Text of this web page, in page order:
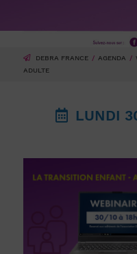
DEBRA FRANCE AGENDA
ADULTE
LUNDI